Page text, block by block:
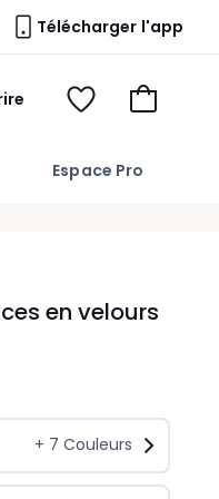
Télécharger l'app
Espace Pro
Voir
Voir
en velours
+ 7 Couleurs